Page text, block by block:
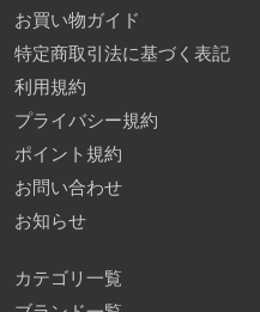
お買い物ガイド
特定商取引法に基づく表記
利用規約
プライバシー規約
ポイント規約
お問い合わせ
お知らせ
カテゴリ一覧